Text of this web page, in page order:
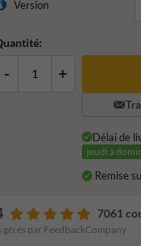
Version
- +
Délai de
jeudi à
Remise
7061
gérés par FeedbackCompany